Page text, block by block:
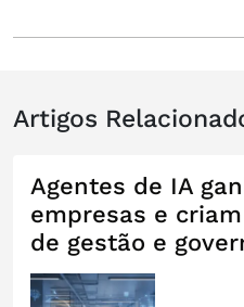
Artigos
Agentes de IA
empresas e
de gestão e